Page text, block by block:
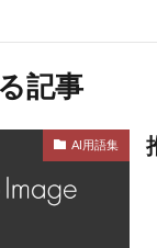
記事
AI用語集